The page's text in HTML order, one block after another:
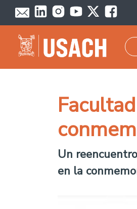
Skip to main content
Un
en la